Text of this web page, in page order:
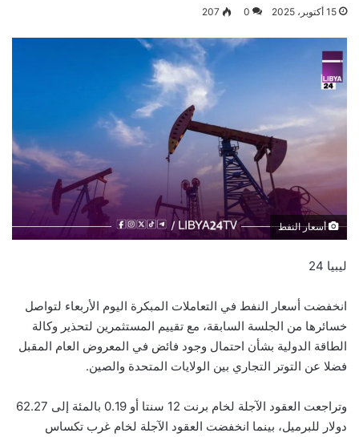
15 أكتوبر، 2025 0
207
أسعار النفط
ليبيا 24
انخفضت أسعار النفط في التعاملات المبكرة اليوم الأربعاء لتواصل
خسائرها من الجلسة السابقة، مع تقييم المستثمرين لتحذير وكالة
الطاقة الدولية بشأن احتمال وجود فائض في المعروض العام المقبل
فضلا عن التوتر التجاري بين الولايات المتحدة والصين.
وتراجعت العقود الآجلة لخام برنت 12 سنتا أو 0.19 بالمئة إلى 62.27
دولار للبرميل، بينما انخفضت العقود الآجلة لخام غرب تكساس